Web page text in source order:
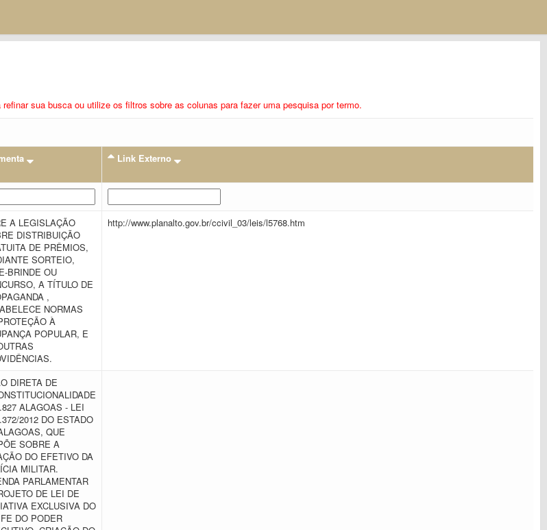
sua busca ou utilize os filtros sobre as colunas para fazer uma pesquisa por termo.
Link Externo
A LEGISLAÇÃO
DISTRIBUIÇÃO
DE PRÊMIOS,
SORTEIO,
BRINDE OU
A TÍTULO DE
,
NORMAS
À
POPULAR, E
http://www.planalto.gov.br/ccivil_03/leis/l5768.htm
DIRETA DE
ALAGOAS - LEI
2012 DO ESTADO
QUE
SOBRE A
DO EFETIVO DA
MILITAR.
PARLAMENTAR
DE LEI DE
EXCLUSIVA DO
DO PODER